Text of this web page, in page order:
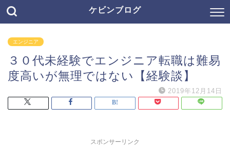
ケビンブログ
エンジニア
３０代未経験でエンジニア転職は難易
度高いが無理ではない【経験談】
2019年12月14日
スポンサーリンク